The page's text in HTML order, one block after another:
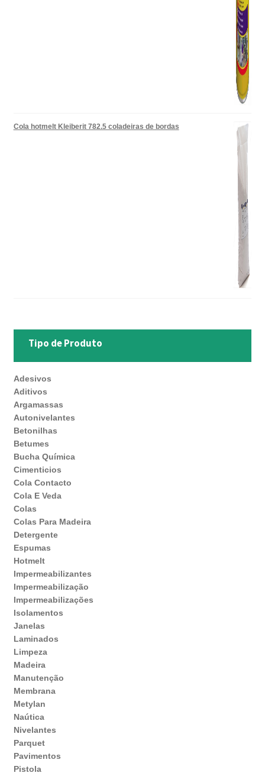
Cola hotmelt Kleiberit 782.5 coladeiras de bordas
Tipo de Produto
Adesivos
Aditivos
Argamassas
Autonivelantes
Betonilhas
Betumes
Bucha Química
Cimenticios
Cola Contacto
Cola E Veda
Colas
Colas Para Madeira
Detergente
Espumas
Hotmelt
Impermeabilizantes
Impermeabilização
Impermeabilizações
Isolamentos
Janelas
Laminados
Limpeza
Madeira
Manutenção
Membrana
Metylan
Naútica
Nivelantes
Parquet
Pavimentos
Pistola